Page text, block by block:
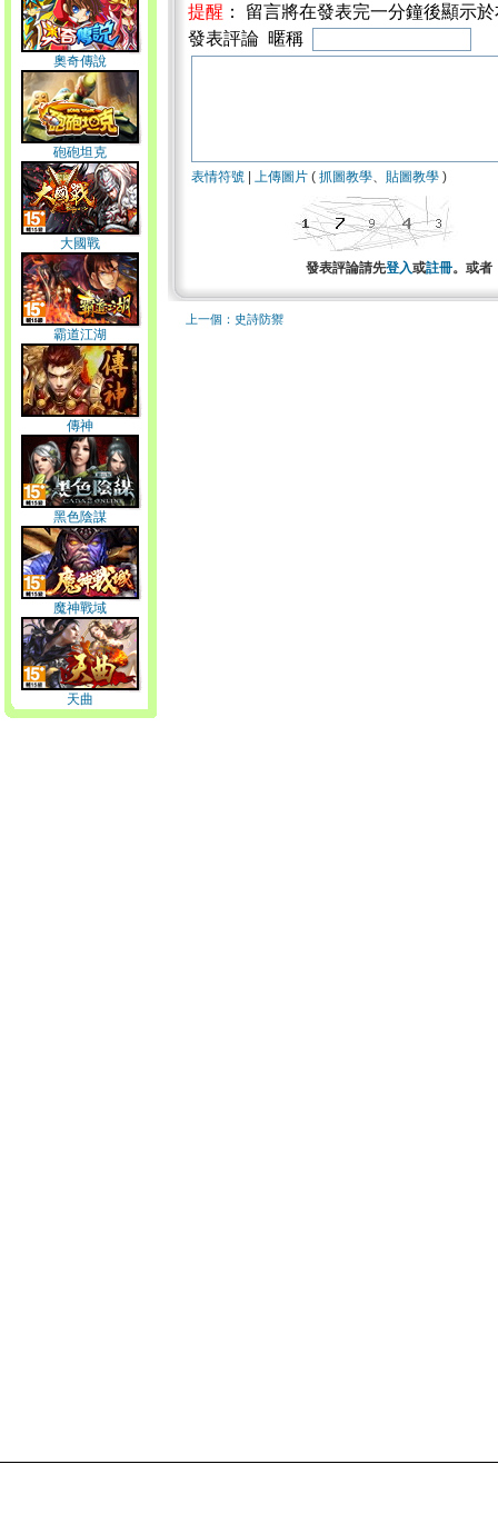
奧奇傳說
砲砲坦克
大國戰
霸道江湖
傳神
黑色陰謀
魔神戰域
天曲
提醒 ： 留言將在發表完一分鐘後顯示
發表評論 暱稱
表情符號 上傳圖片 ( 抓圖教學、 貼圖教學 )
發表評論請先登入或註冊。或者
上一個：史詩防禦